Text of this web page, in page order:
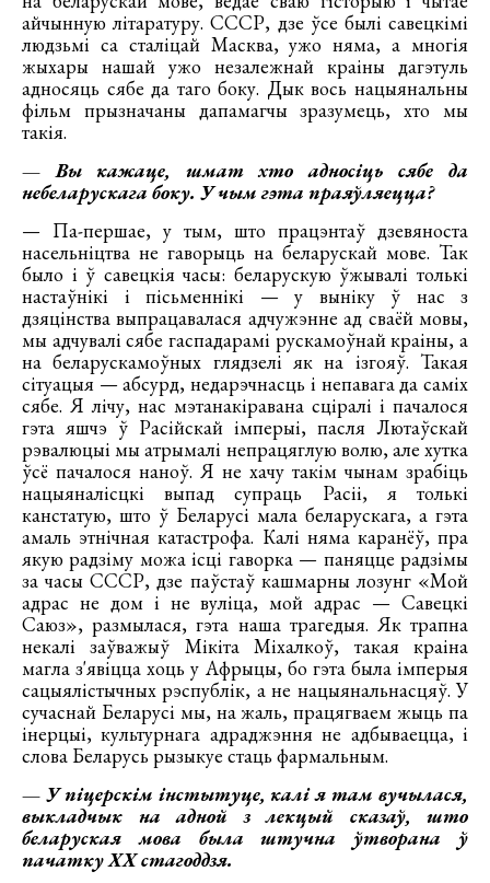
айчынную літаратуру. СССР, дзе ўсе былі савецкімі
людзьмі са сталіцай Масква, ужо няма, а многія
жыхары нашай ужо незалежнай краіны дагэтуль
адносяць сябе да таго боку. Дык вось нацыянальны
фільм прызначаны дапамагчы зразумець, хто мы
такія.
— Вы кажаце, шмат хто адносіць сябе да
небеларускага боку. У чым гэта праяўляецца?
— Па-першае, у тым, што працэнтаў дзевяноста
насельніцтва не гаворыць на беларускай мове. Так
было і ў савецкія часы: беларускую ўжывалі толькі
настаўнікі і пісьменнікі — у выніку ў нас з
дзяцінства выпрацавалася адчужэнне ад сваёй мовы,
мы адчувалі сябе гаспадарамі рускамоўнай краіны, а
на беларускамоўных глядзелі як на ізгояў. Такая
сітуацыя — абсурд, недарэчнасць і непавага да саміх
сябе. Я лічу, нас мэтанакіравана сціралі і пачалося
гэта яшчэ ў Расійскай імперыі, пасля Лютаўскай
рэвалюцыі мы атрымалі непрацяглую волю, але хутка
ўсё пачалося наноў. Я не хачу такім чынам зрабіць
нацыяналісцкі выпад супраць Расіі, я толькі
канстатую, што ў Беларусі мала беларускага, а гэта
амаль этнічная катастрофа. Калі няма каранёў, пра
якую радзіму можа ісці гаворка — паняцце радзімы
за часы СССР, дзе паўстаў кашмарны лозунг «Мой
адрас не дом і не вуліца, мой адрас — Савецкі
Саюз», размылася, гэта наша трагедыя. Як трапна
некалі заўважыў Мікіта Міхалкоў, такая краіна
магла з'явіцца хоць у Афрыцы, бо гэта была імперыя
сацыялістычных рэспублік, а не нацыянальнасцяў. У
сучаснай Беларусі мы, на жаль, працягваем жыць па
інерцыі, культурнага адраджэння не адбываецца, і
слова Беларусь рызыкуе стаць фармальным.
— У піцерскім інстытуце, калі я там вучылася,
выкладчык на адной з лекцый сказаў, што
беларуская мова была штучна ўтворана ў
пачатку ХХ стагоддзя.